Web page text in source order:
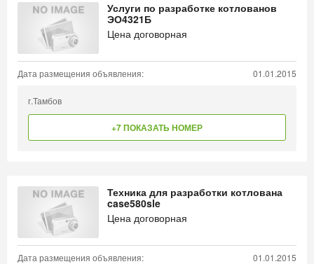
Услуги по разработке котлованов
ЭО4321Б
Цена договорная
Дата размещения объявления: 01.01.2015
г.Тамбов
+7 ПОКАЗАТЬ НОМЕР
Техника для разработки котлована
case580sle
Цена договорная
Дата размещения объявления: 01.01.2015